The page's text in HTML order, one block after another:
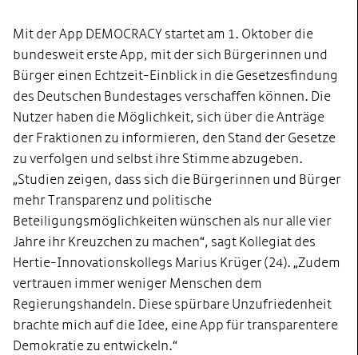
Mit der App DEMOCRACY startet am 1. Oktober die
bundesweit erste App, mit der sich Bürgerinnen und
Bürger einen Echtzeit-Einblick in die Gesetzesfindung
des Deutschen Bundestages verschaffen können. Die
Nutzer haben die Möglichkeit, sich über die Anträge
der Fraktionen zu informieren, den Stand der Gesetze
zu verfolgen und selbst ihre Stimme abzugeben.
„Studien zeigen, dass sich die Bürgerinnen und Bürger
mehr Transparenz und politische
Beteiligungsmöglichkeiten wünschen als nur alle vier
Jahre ihr Kreuzchen zu machen“, sagt Kollegiat des
Hertie-Innovationskollegs Marius Krüger (24). „Zudem
vertrauen immer weniger Menschen dem
Regierungshandeln. Diese spürbare Unzufriedenheit
brachte mich auf die Idee, eine App für transparentere
Demokratie zu entwickeln.“